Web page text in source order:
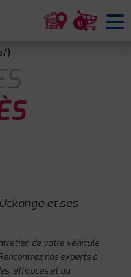
0
et ses
de votre véhicule
nos experts à
efficaces et au